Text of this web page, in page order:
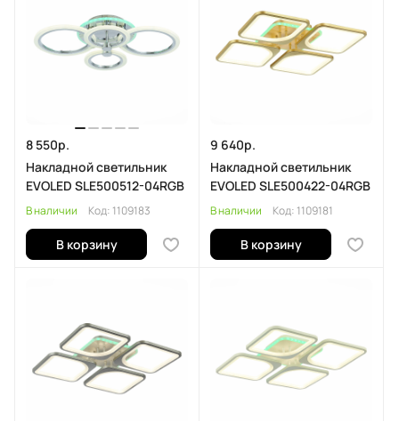
8 550р.
Накладной светильник
EVOLED SLE500512-04RGB
В наличии Код: 1109183
В корзину
9 640р.
Накладной светильник
EVOLED SLE500422-04RGB
В наличии Код: 1109181
В корзину